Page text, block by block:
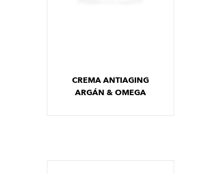
CREMA ANTIAGING
ARGÁN & OMEGA